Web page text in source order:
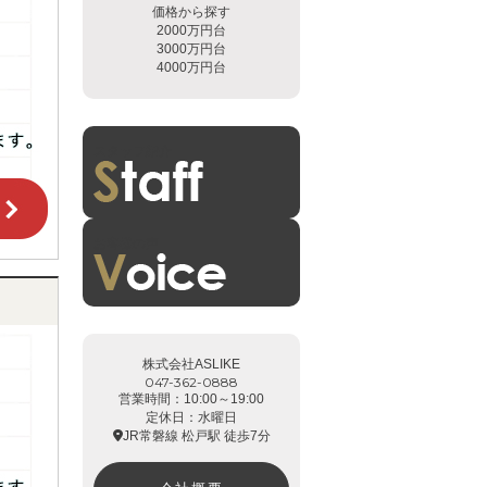
価格から探す
2000万円台
3000万円台
4000万円台
株式会社ASLIKE
047-362-0888
営業時間：10:00～19:00
定休日：水曜日
JR常磐線 松戸駅 徒歩7分